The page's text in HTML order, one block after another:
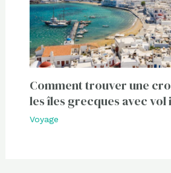
Comment trouver une
les îles grecques avec vol
Voyage